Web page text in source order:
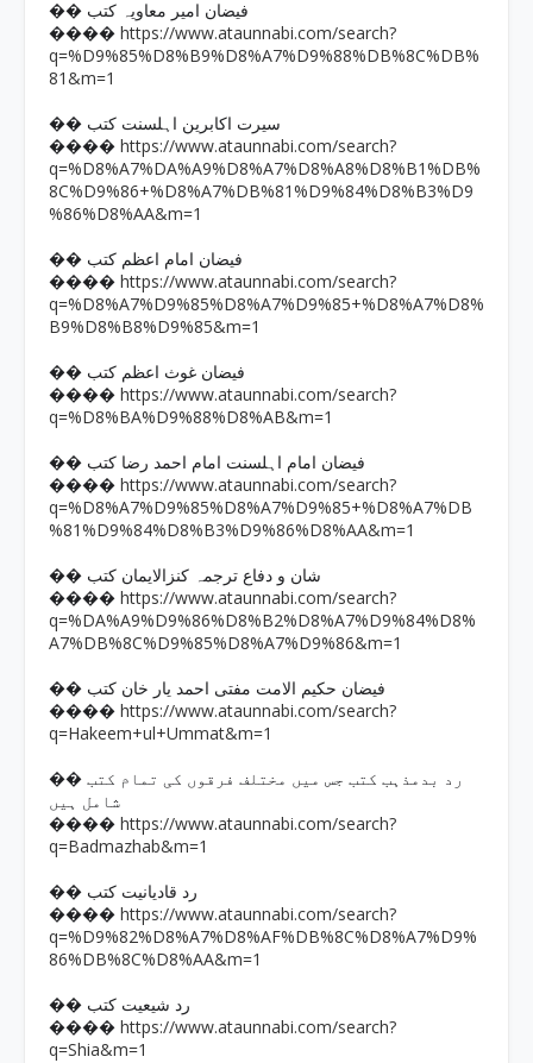
�� فیضان امیر معاویہ کتب
���� https://www.ataunnabi.com/search?
q=%D9%85%D8%B9%D8%A7%D9%88%DB%8C%DB%
81&m=1
�� سیرت اکابرین اہلسنت کتب
���� https://www.ataunnabi.com/search?
q=%D8%A7%DA%A9%D8%A7%D8%A8%D8%B1%DB%
8C%D9%86+%D8%A7%DB%81%D9%84%D8%B3%D9
%86%D8%AA&m=1
�� فیضان امام اعظم کتب
���� https://www.ataunnabi.com/search?
q=%D8%A7%D9%85%D8%A7%D9%85+%D8%A7%D8%
B9%D8%B8%D9%85&m=1
�� فیضان غوث اعظم کتب
���� https://www.ataunnabi.com/search?
q=%D8%BA%D9%88%D8%AB&m=1
�� فیضان امام اہلسنت امام احمد رضا کتب
���� https://www.ataunnabi.com/search?
q=%D8%A7%D9%85%D8%A7%D9%85+%D8%A7%DB
%81%D9%84%D8%B3%D9%86%D8%AA&m=1
�� شان و دفاع ترجمہ کنزالایمان کتب
���� https://www.ataunnabi.com/search?
q=%DA%A9%D9%86%D8%B2%D8%A7%D9%84%D8%
A7%DB%8C%D9%85%D8%A7%D9%86&m=1
�� فیضان حکیم الامت مفتی احمد یار خان کتب
���� https://www.ataunnabi.com/search?
q=Hakeem+ul+Ummat&m=1
�� رد بدمذہب کتب جس میں مختلف فرقوں کی تمام کتب
شامل ہیں
���� https://www.ataunnabi.com/search?
q=Badmazhab&m=1
�� رد قادیانیت کتب
���� https://www.ataunnabi.com/search?
q=%D9%82%D8%A7%D8%AF%DB%8C%D8%A7%D9%
86%DB%8C%D8%AA&m=1
�� رد شیعیت کتب
���� https://www.ataunnabi.com/search?
q=Shia&m=1